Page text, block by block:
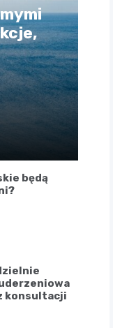
będą
konsultacji